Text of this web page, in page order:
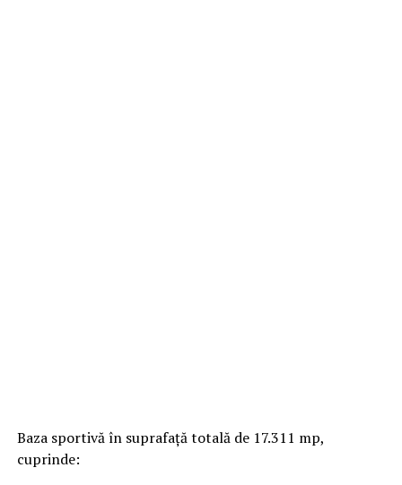
Baza sportivă în suprafață totală de 17.311 mp,
cuprinde: